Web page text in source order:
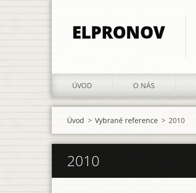
ELPRONOV
ÚVOD O NÁS
Úvod > Vybrané reference > 2010
2010